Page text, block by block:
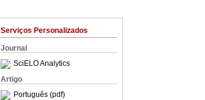
Serviços Personalizados
Journal
SciELO Analytics
Artigo
Português (pdf)